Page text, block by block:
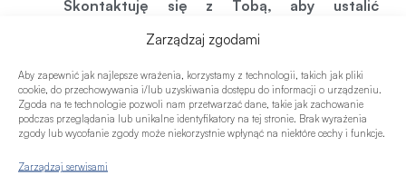
Zarządzaj zgodami
Aby zapewnić jak najlepsze wrażenia, korzystamy z technologii, takich jak pliki
cookie, do przechowywania i/lub uzyskiwania dostępu do informacji o urządzeniu.
Zgoda na te technologie pozwoli nam przetwarzać dane, takie jak zachowanie
podczas przeglądania lub unikalne identyfikatory na tej stronie. Brak wyrażenia
zgody lub wycofanie zgody może niekorzystnie wpłynąć na niektóre cechy i funkcje.
Zarządzaj serwisami
Skontaktuję się z Tobą, aby ustalić
Na pierwszym spotkaniu sprawdzę, jaka jest
Twoja zdolność kredytowa. Muszę więc
poznać Twoją sytuację finansową. Dowiesz się,
czy bank zaakceptuje dany dochód i jak
potraktuje Twoje obecne zobowiązania.
Będziemy rozmawiać o Twoich oczekiwaniach